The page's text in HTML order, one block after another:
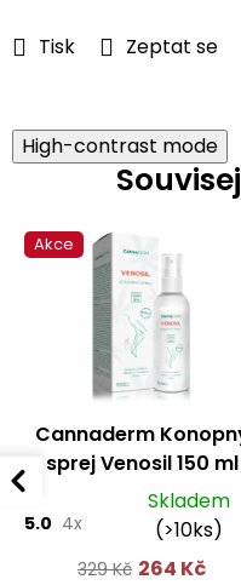
Tisk Zeptat se
High-contrast mode
Akce
Cannaderm
sprej Venosil 150 ml
5.0 4x
Skladem
(>10ks)
329 Kč 264 Kč